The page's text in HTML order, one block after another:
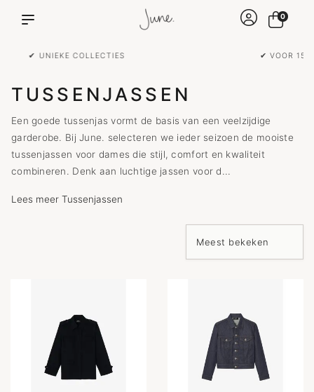
✔ VOOR 15:00 BESTELD IS DEZELFDE DAG VERZONDEN!
0
TUSSENJASSEN
Een goede tussenjas vormt de basis van een veelzijdige
garderobe. Bij June. selecteren we ieder seizoen de mooiste
tussenjassen voor dames die stijl, comfort en kwaliteit
combineren. Denk aan luchtige jassen voor d...
Lees meer Tussenjassen